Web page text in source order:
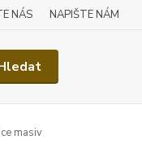
NÁS NAPIŠTE NÁM
masiv